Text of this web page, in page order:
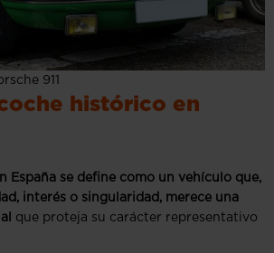
911
histórico en
España se define como un vehículo que,
interés o singularidad, merece una
que proteja su carácter representativo